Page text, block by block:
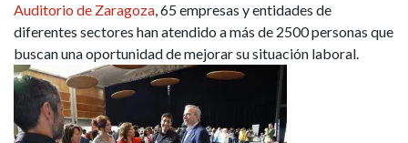
Auditorio de Zaragoza, 65 empresas y entidades de
diferentes sectores han atendido a más de 2500 personas que
buscan una oportunidad de mejorar su situación laboral.